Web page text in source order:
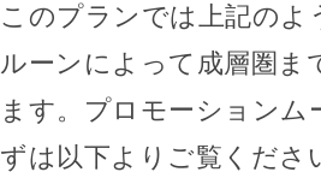
このプランでは上記の
ルーンによって成層圏ま
ます。プロモーション
ずは以下よりご覧くださ